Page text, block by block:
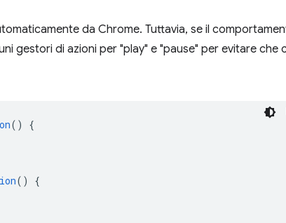
da Chrome. Tuttavia, se il
gestori di azioni per "play" e "pause" per evitare che
()
{
()
{